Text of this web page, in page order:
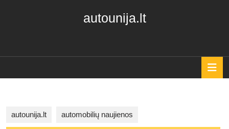
autounija.lt
autounija.lt automobilių naujienos